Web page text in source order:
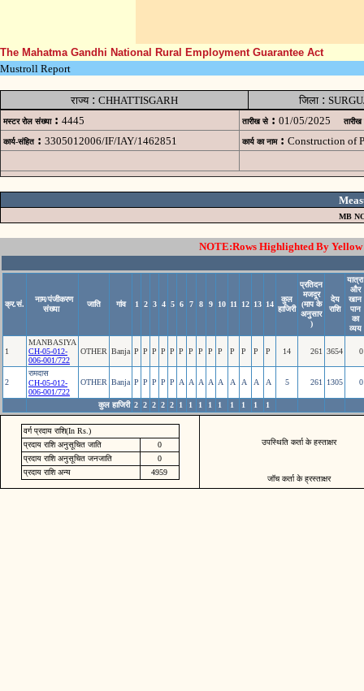
The Mahatma Gandhi National Rural Employment Guarantee Act
Mustroll Report
राज्य: CHHATTISGARH जिला :
मस्टर रोल संख्या : 4445 तारीख से : 01/05/2025 तारीख
कार्य-संहित : 3305012006/IF/IAY/1462851 कार्य का नाम : Construction of
MB
NOTE:Rows Highlighted By
क्र.सं.
नाम/पंजीकरण
संख्या
जाति गांव 1 2 3 4 5 6 7 8 9 10 11 12 13 14
कुल
हाजिरी
प्रतिदन
मजदूर
(माप के
अनुसार
)
देय
राशि
यात्रा
और
खान
पान
का
व्यय
1
MANBASIYA
CH-05-012-
006-001/722
OTHER Banja P P P P P P P P P P P P P P 14 261 3654 0
2
रामदास
CH-05-012-
006-001/722
OTHER Banja P P P P P A A A A A A A A A 5 261 1305 0
कुल हाजिरी 2 2 2 2 2 1 1 1 1 1 1 1 1 1
वर्ग प्रदाय राशि(In Rs.)
प्रदाय राशि अनुसूचित जाति
0
प्रदाय राशि अनुसूचित जनजाति
0
प्रदाय राशि अन्य
4959
उपस्थिति कर्ता के हस्ताक्षर
जॉच कर्ता के ह्रस्ताक्षर